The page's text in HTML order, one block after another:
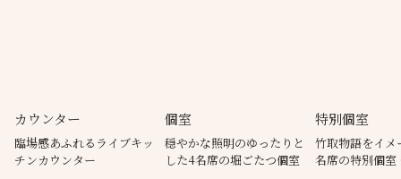
カウンター
臨場感あふれるライブキッ
チンカウンター
個室
穏やかな照明のゆったりと
した4名席の堀ごたつ個室
特別個室
竹取物語をイメ
名席の特別個室 ※5名様以